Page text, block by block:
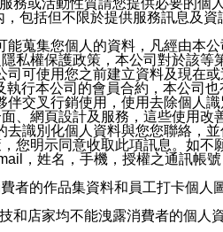
包括但不限於提供服務訊息及
蒐集您個人的資料，凡經由本
權保護政策，本公司對於該等
可使用您之前建立資料及現在
行本公司的會員合約，本公司
交叉行銷使用，使用去除個人
網頁設計及服務，這些使用改
識別化個人資料與您您聯絡，
明示同意收取此項訊息。如不
，姓名，手機，授權之通訊帳
的作品集資料和員工打卡個人
店家均不能洩露消費者的個